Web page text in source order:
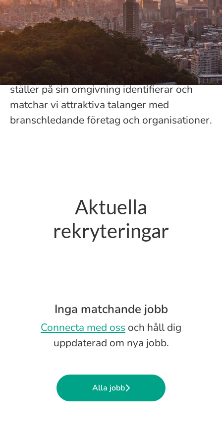
tycker om och tror på. Då skapas
förutsättningar för en framgångsrik
rekrytering.
Med ett unikt nätverk och en förståelse för
de krav framtidens ledare
ställer på sin omgivning identifierar och
matchar vi attraktiva talanger med
branschledande företag och organisationer.
Aktuella
rekryteringar
Inga matchande jobb
Connecta med oss och håll dig
uppdaterad om nya jobb.
Alla jobb